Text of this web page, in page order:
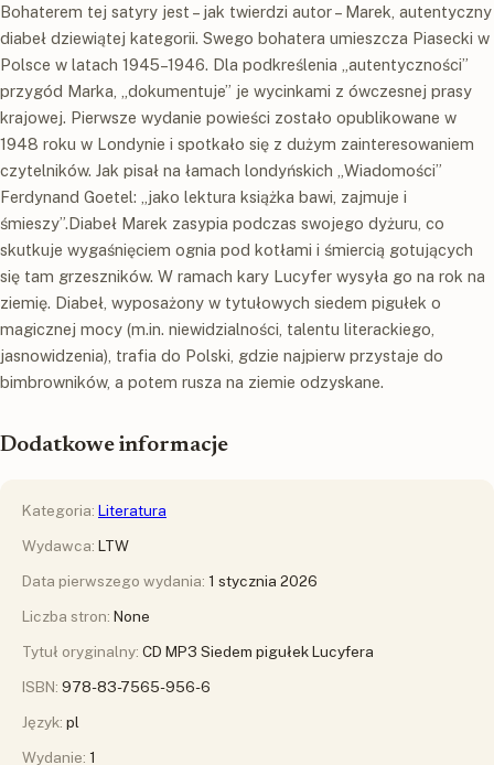
Bohaterem tej satyry jest – jak twierdzi autor – Marek, autentyczny
diabeł dziewiątej kategorii. Swego bohatera umieszcza Piasecki w
Polsce w latach 1945–1946. Dla podkreślenia „autentyczności”
przygód Marka, „dokumentuje” je wycinkami z ówczesnej prasy
krajowej. Pierwsze wydanie powieści zostało opublikowane w
1948 roku w Londynie i spotkało się z dużym zainteresowaniem
czytelników. Jak pisał na łamach londyńskich „Wiadomości”
Ferdynand Goetel: „jako lektura książka bawi, zajmuje i
śmieszy”.Diabeł Marek zasypia podczas swojego dyżuru, co
skutkuje wygaśnięciem ognia pod kotłami i śmiercią gotujących
się tam grzeszników. W ramach kary Lucyfer wysyła go na rok na
ziemię. Diabeł, wyposażony w tytułowych siedem pigułek o
magicznej mocy (m.in. niewidzialności, talentu literackiego,
jasnowidzenia), trafia do Polski, gdzie najpierw przystaje do
bimbrowników, a potem rusza na ziemie odzyskane.
Dodatkowe informacje
Kategoria: Literatura
Wydawca: LTW
Data pierwszego wydania: 1 stycznia 2026
Liczba stron: None
Tytuł oryginalny: CD MP3 Siedem pigułek Lucyfera
ISBN: 978-83-7565-956-6
Język: pl
Wydanie: 1